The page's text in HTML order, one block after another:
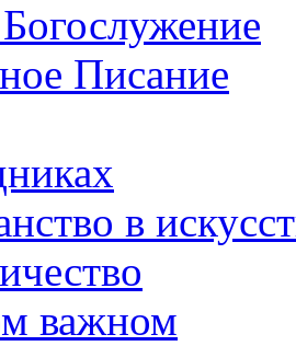
Писание
в
важном